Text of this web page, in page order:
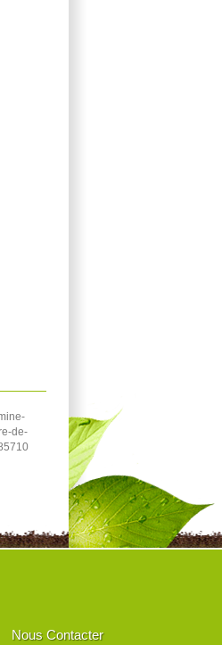
de-
Nous Contacter